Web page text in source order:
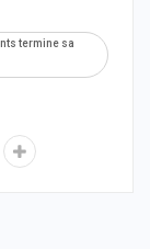
termine sa